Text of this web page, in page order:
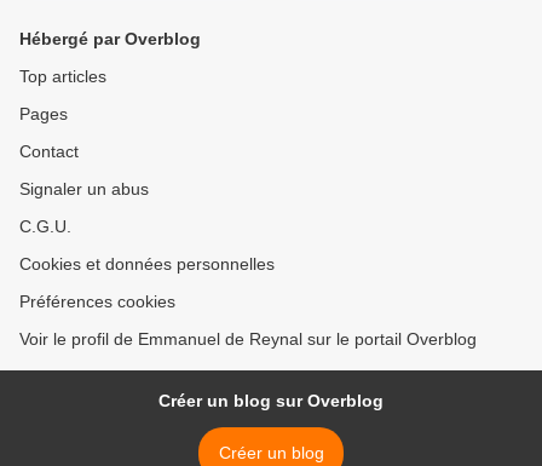
Hébergé par Overblog
Top articles
Pages
Contact
Signaler un abus
C.G.U.
Cookies et données personnelles
Préférences cookies
Voir le profil de Emmanuel de Reynal sur le portail Overblog
Créer un blog sur Overblog
Créer un blog